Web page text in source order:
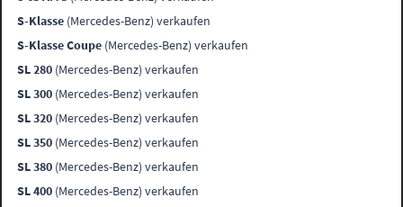
S-Klasse (Mercedes-Benz) verkaufen
S-Klasse Coupe (Mercedes-Benz) verkaufen
SL 280 (Mercedes-Benz) verkaufen
SL 300 (Mercedes-Benz) verkaufen
SL 320 (Mercedes-Benz) verkaufen
SL 350 (Mercedes-Benz) verkaufen
SL 380 (Mercedes-Benz) verkaufen
SL 400 (Mercedes-Benz) verkaufen